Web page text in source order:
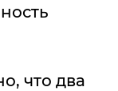
что два